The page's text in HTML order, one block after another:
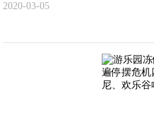
2020-03-05